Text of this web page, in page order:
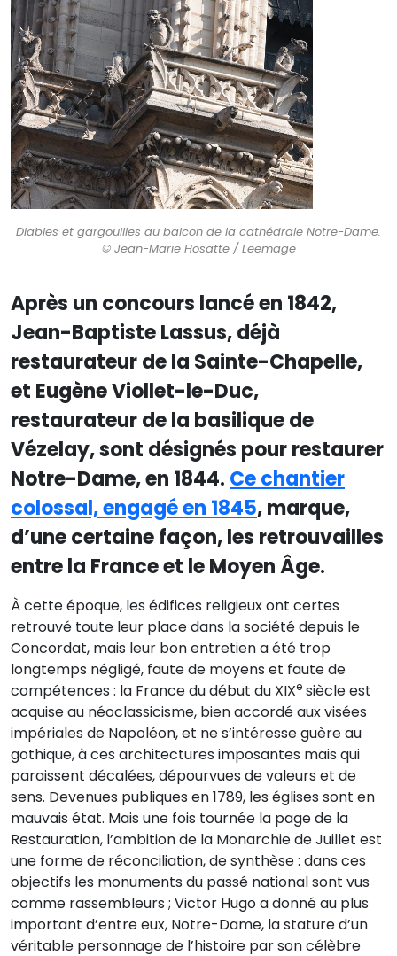
Diables et gargouilles au balcon de la cathédrale Notre-Dame.
© Jean-Marie Hosatte / Leemage
Après un concours lancé en 1842,
Jean-Baptiste Lassus, déjà
restaurateur de la Sainte-Chapelle,
et Eugène Viollet-le-Duc,
restaurateur de la basilique de
Vézelay, sont désignés pour restaurer
Notre-Dame, en 1844. Ce chantier
colossal, engagé en 1845, marque,
d’une certaine façon, les retrouvailles
entre la France et le Moyen Âge.
À cette époque, les édifices religieux ont certes
retrouvé toute leur place dans la société depuis le
Concordat, mais leur bon entretien a été trop
longtemps négligé, faute de moyens et faute de
compétences : la France du début du XIXe siècle est
acquise au néoclassicisme, bien accordé aux visées
impériales de Napoléon, et ne s’intéresse guère au
gothique, à ces architectures imposantes mais qui
paraissent décalées, dépourvues de valeurs et de
sens. Devenues publiques en 1789, les églises sont en
mauvais état. Mais une fois tournée la page de la
Restauration, l’ambition de la Monarchie de Juillet est
une forme de réconciliation, de synthèse : dans ces
objectifs les monuments du passé national sont vus
comme rassembleurs ; Victor Hugo a donné au plus
important d’entre eux, Notre-Dame, la stature d’un
véritable personnage de l’histoire par son célèbre